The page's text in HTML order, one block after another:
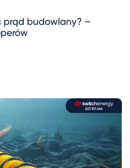
prąd budowlany? –